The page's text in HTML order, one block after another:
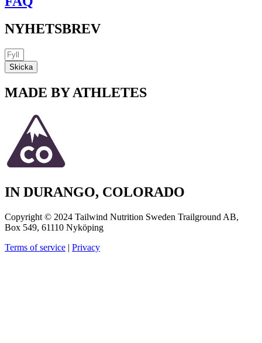
NYHETSBREV
Skicka
MADE BY ATHLETES
IN DURANGO, COLORADO
Copyright © 2024 Tailwind Nutrition Sweden Trailground AB,
Box 549, 61110 Nyköping
Terms of service | Privacy